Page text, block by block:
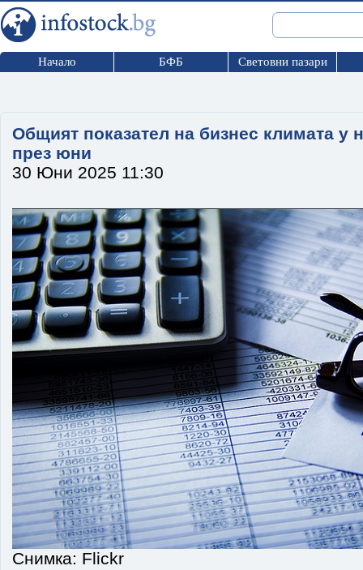
Начало БФБ Световни пазари
Общият показател на бизнес климата у
през юни
30 Юни 2025 11:30
Снимка: Flickr